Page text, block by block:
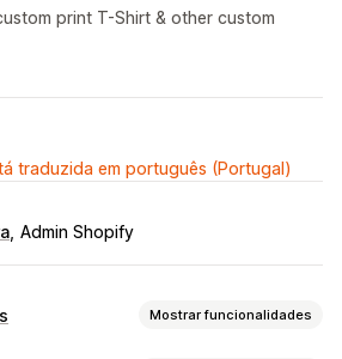
print T-Shirt & other custom
traduzida em português (Portugal)
Admin Shopify
Mostrar funcionalidades